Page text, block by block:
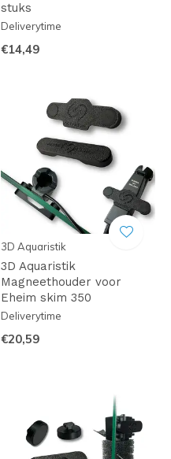
stuks
Deliverytime
€14,49
3D Aquaristik
3D Aquaristik
Magneethouder voor
Eheim skim 350
Deliverytime
€20,59